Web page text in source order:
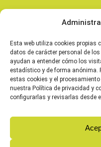
Esta web utiliza cookies propias
datos de carácter personal de
ayudan a entender cómo los
estadístico y de forma anónima.
estas cookies y el
nuestra Política de privacidad y
configurarlas y revisarlas desde